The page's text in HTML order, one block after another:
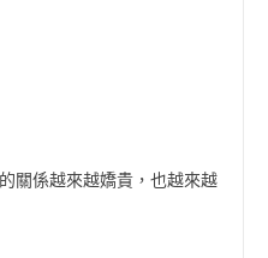
關係越來越嬌貴，也越來越